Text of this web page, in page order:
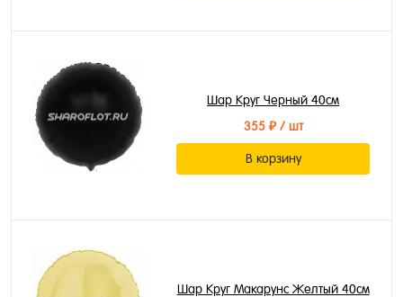
Шар Круг Черный 40см
355 ₽/ шт
В корзину
Шар Круг Макарунс Желтый 40см